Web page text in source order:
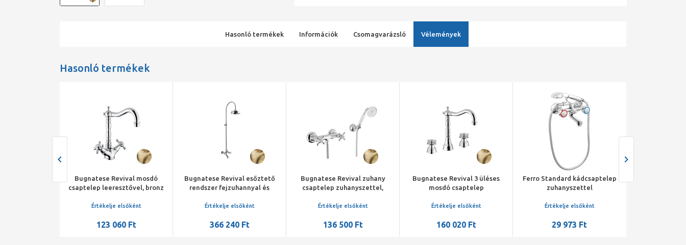
Hasonló termékek Információk Csomagvarázsló Vélemények
Hasonló termékek
Bugnatese Revival mosdó
csaptelep leeresztővel, bronz
Értékelje elsőként
123 060 Ft
Bugnatese Revival esőztető
rendszer fejzuhannyal és
Értékelje elsőként
366 240 Ft
Bugnatese Revival zuhany
csaptelep zuhanyszettel,
Értékelje elsőként
136 500 Ft
Bugnatese Revival 3 üléses
mosdó csaptelep
Értékelje elsőként
160 020 Ft
Ferro Standard kádcsaptelep
zuhanyszettel
Értékelje elsőként
29 973 Ft